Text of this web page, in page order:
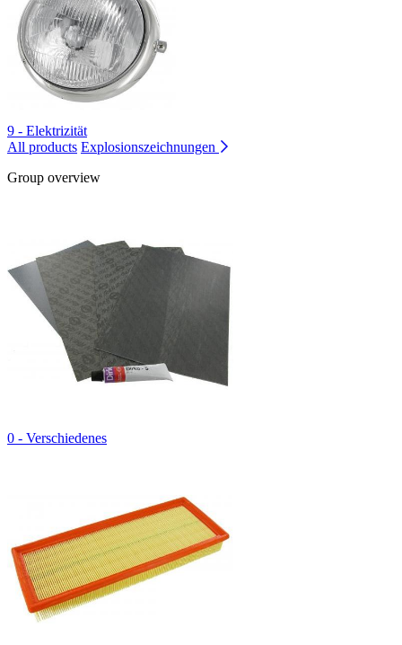
9 - Elektrizität
All products Explosionszeichnungen
Group overview
0 - Verschiedenes